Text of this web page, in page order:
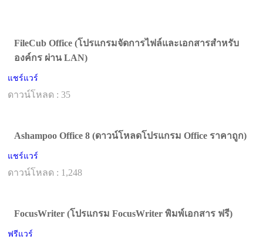
FileCub Office (โปรแกรมจัดการไฟล์และเอกสารสำหรับ
องค์กร ผ่าน LAN)
แชร์แวร์
ดาวน์โหลด : 35
Ashampoo Office 8 (ดาวน์โหลดโปรแกรม Office ราคาถูก)
แชร์แวร์
ดาวน์โหลด : 1,248
FocusWriter (โปรแกรม FocusWriter พิมพ์เอกสาร ฟรี)
ฟรีแวร์